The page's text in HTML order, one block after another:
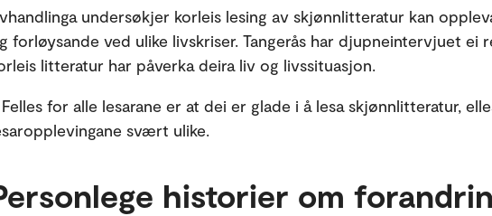
undersøkjer korleis lesing av skjønnlitteratur kan
forløysande ved ulike livskriser. Tangerås har djupneintervjuet ei
litteratur har påverka deira liv og livssituasjon.
for alle lesarane er at dei er glade i å lesa skjønnlitteratur,
svært ulike.
historier om